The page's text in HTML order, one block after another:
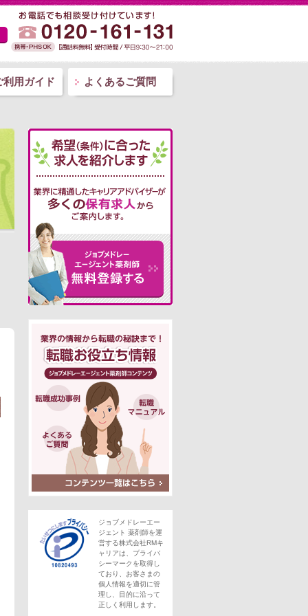
利用ガイド よくあるご質問
ジョブメドレーエー
ジェント 薬剤師を運
営する株式会社RMキ
ャリアは、プライバ
シーマークを取得し
ており、お客さまの
個人情報を適切に管
理し、目的に沿って
正しく利用します。